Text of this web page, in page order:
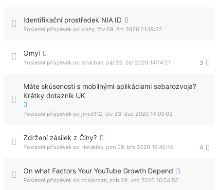
Identifikační prostředek NIA ID
Poslední příspěvek od vlazy, čtv 09. črc 2020 21:19:22
Omyl
3
Poslední příspěvek od strachan, pát 26. čer 2020 14:14:27
Máte skúsenosti s mobilnými aplikáciami sebarozvoja?
Krátky dotazník UK
Poslední příspěvek od jmcit112, čtv 23. dub 2020 14:09:02
Zdržení zásilek z Číny?
4
Poslední příspěvek od Herakles, pon 09. bře 2020 16:40:14
On what Factors Your YouTube Growth Depend
Poslední příspěvek od crisjordan, sob 29. úno 2020 16:54:56